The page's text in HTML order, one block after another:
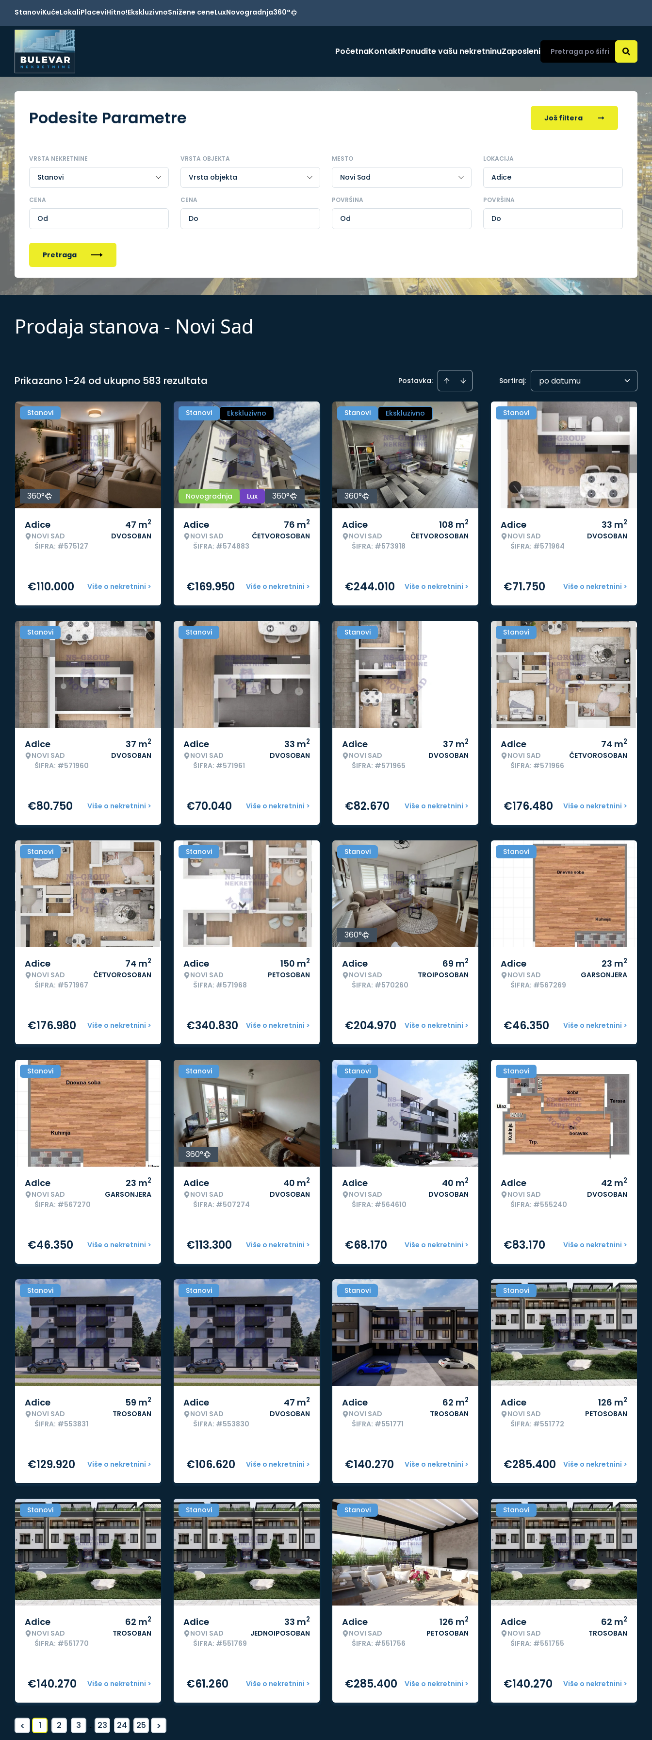
StanoviKućeLokaliPlaceviHitno!EkskluzivnoSnižene ceneLuxNovogradnja360°
PočetnaKontaktPonudite vašu nekretninuZaposleni
Podesite Parametre Još filtera
VRSTA NEKRETNINE VRSTA OBJEKTA MESTO LOKACIJA
Adice
CENA CENA POVRŠINA POVRŠINA
Pretraga
Prodaja stanova - Novi Sad
Prikazano 1-24 od ukupno 583 rezultata Postavka: Sortiraj: po datumu
Stanovi
360°
Adice
NOVI SAD
ŠIFRA: #575127
47 m2
DVOSOBAN
Više o nekretnini >
€110.000
Stanovi Ekskluzivno
Novogradnja Lux 360°
Adice
NOVI SAD
ŠIFRA: #574883
76 m2
ČETVOROSOBAN
Više o nekretnini >
€169.950
Stanovi Ekskluzivno
360°
Adice
NOVI SAD
ŠIFRA: #573918
108 m2
ČETVOROSOBAN
Više o nekretnini >
€244.010
Stanovi
Adice
NOVI SAD
ŠIFRA: #571964
33 m2
DVOSOBAN
Više o nekretnini >
€71.750
Stanovi
Adice
NOVI SAD
ŠIFRA: #571960
37 m2
DVOSOBAN
Više o nekretnini >
€80.750
Stanovi
Adice
NOVI SAD
ŠIFRA: #571961
33 m2
DVOSOBAN
Više o nekretnini >
€70.040
Stanovi
Adice
NOVI SAD
ŠIFRA: #571965
37 m2
DVOSOBAN
Više o nekretnini >
€82.670
Stanovi
Adice
NOVI SAD
ŠIFRA: #571966
74 m2
ČETVOROSOBAN
Više o nekretnini >
€176.480
Stanovi
Adice
NOVI SAD
ŠIFRA: #571967
74 m2
ČETVOROSOBAN
Više o nekretnini >
€176.980
Stanovi
Adice
NOVI SAD
ŠIFRA: #571968
150 m2
PETOSOBAN
Više o nekretnini >
€340.830
Stanovi
360°
Adice
NOVI SAD
ŠIFRA: #570260
69 m2
TROIPOSOBAN
Više o nekretnini >
€204.970
Stanovi
Adice
NOVI SAD
ŠIFRA: #567269
23 m2
GARSONJERA
Više o nekretnini >
€46.350
Stanovi
Adice
NOVI SAD
ŠIFRA: #567270
23 m2
GARSONJERA
Više o nekretnini >
€46.350
Stanovi
360°
Adice
NOVI SAD
ŠIFRA: #507274
40 m2
DVOSOBAN
Više o nekretnini >
€113.300
Stanovi
Adice
NOVI SAD
ŠIFRA: #564610
40 m2
DVOSOBAN
Više o nekretnini >
€68.170
Stanovi
Adice
NOVI SAD
ŠIFRA: #555240
42 m2
DVOSOBAN
Više o nekretnini >
€83.170
Stanovi
Adice
NOVI SAD
ŠIFRA: #553831
59 m2
TROSOBAN
Više o nekretnini >
€129.920
Stanovi
Adice
NOVI SAD
ŠIFRA: #553830
47 m2
DVOSOBAN
Više o nekretnini >
€106.620
Stanovi
Adice
NOVI SAD
ŠIFRA: #551771
62 m2
TROSOBAN
Više o nekretnini >
€140.270
Stanovi
Adice
NOVI SAD
ŠIFRA: #551772
126 m2
PETOSOBAN
Više o nekretnini >
€285.400
Stanovi
Adice
NOVI SAD
ŠIFRA: #551770
62 m2
TROSOBAN
Više o nekretnini >
€140.270
Stanovi
Adice
NOVI SAD
ŠIFRA: #551769
33 m2
JEDNOIPOSOBAN
Više o nekretnini >
€61.260
Stanovi
Adice
NOVI SAD
ŠIFRA: #551756
126 m2
PETOSOBAN
Više o nekretnini >
€285.400
Stanovi
Adice
NOVI SAD
ŠIFRA: #551755
62 m2
TROSOBAN
Više o nekretnini >
€140.270
< 1 2 3 ... 23 24 25 >